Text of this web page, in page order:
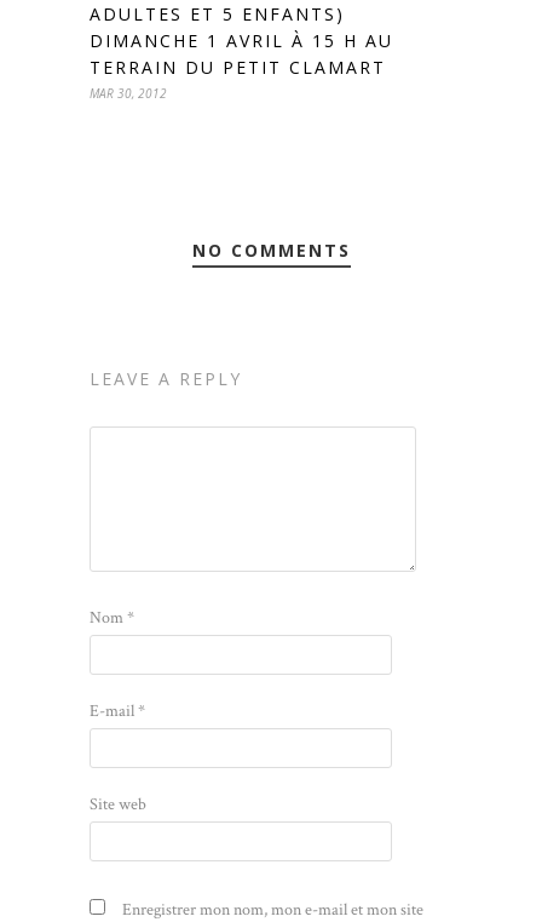
ADULTES ET 5 ENFANTS)
DIMANCHE 1 AVRIL À 15 H AU
TERRAIN DU PETIT CLAMART
MAR 30, 2012
NO COMMENTS
LEAVE A REPLY
Nom*
E-mail*
Site web
Enregistrer mon nom, mon e-mail et mon site